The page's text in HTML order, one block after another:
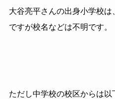
大谷亮平さんの出身小学校は
ですが校名などは不明です。
ただし中学校の校区からは以